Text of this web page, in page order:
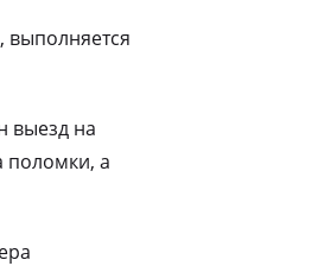
выполняется
выезд на
поломки, а